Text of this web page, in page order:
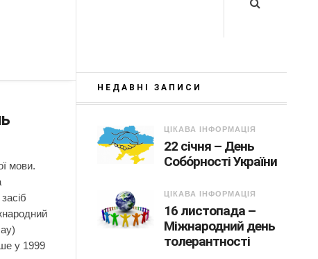
мови.
у 1999
НЕДАВНІ ЗАПИСИ
ЦІКАВА ІНФОРМАЦІЯ
22 січня – День
Собо́рності України
ЦІКАВА ІНФОРМАЦІЯ
16 листопада –
Міжнародний день
толерантності